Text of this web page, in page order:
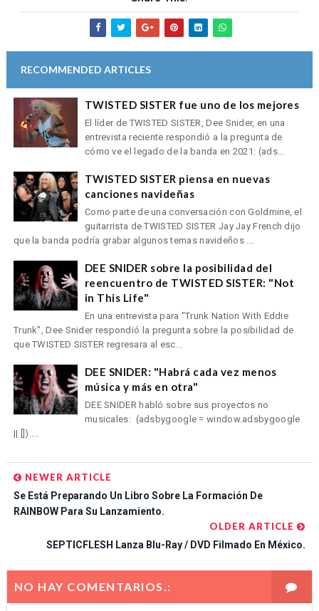
RECOMMENDED ARTICLES
TWISTED SISTER fue uno de los mejores
El líder de TWISTED SISTER, Dee Snider, en una
entrevista reciente respondió a la pregunta de
cómo ve el legado de la banda en 2021: (ads...
TWISTED SISTER piensa en nuevas
canciones navideñas
Como parte de una conversación con Goldmine, el
guitarrista de TWISTED SISTER Jay Jay French dijo
que la banda podría grabar algunos temas navideños ...
DEE SNIDER sobre la posibilidad del
reencuentro de TWISTED SISTER: "Not
in This Life"
En una entrevista para "Trunk Nation With Eddie
Trunk", Dee Snider respondió la pregunta sobre la posibilidad de
que TWISTED SISTER regresara al esc...
DEE SNIDER: "Habrá cada vez menos
música y más en otra"
DEE SNIDER habló sobre sus proyectos no
musicales: (adsbygoogle = window.adsbygoogle
|| [])....
NEWER ARTICLE
Se Está Preparando Un Libro Sobre La Formación De
RAINBOW Para Su Lanzamiento.
OLDER ARTICLE
SEPTICFLESH Lanza Blu-Ray / DVD Filmado En México.
NO HAY COMENTARIOS.: